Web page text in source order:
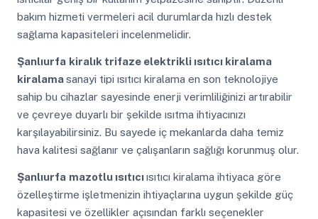
bakım hizmeti vermeleri acil durumlarda hızlı destek
sağlama kapasiteleri incelenmelidir.
Şanlıurfa kiralık trifaze elektrikli ısıtıcı kiralama
kiralamasanayi tipi ısıtıcı kiralama en son teknolojiye
sahip bu cihazlar sayesinde enerji verimliliğinizi artırabilir
ve çevreye duyarlı bir şekilde ısıtma ihtiyacınızı
karşılayabilirsiniz. Bu sayede iç mekanlarda daha temiz
hava kalitesi sağlanır ve çalışanların sağlığı korunmuş olur.
Şanlıurfa mazotlu ısıtıcıısıtıcı kiralama ihtiyaca göre
özelleştirme işletmenizin ihtiyaçlarına uygun şekilde güç
kapasitesi ve özellikler açısından farklı seçenekler